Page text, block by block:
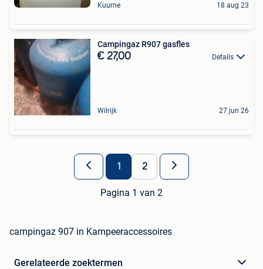
Kuurne 18 aug 23
Campingaz R907 gasfles
€ 27,00 Details
Wilrijk 27 jun 26
1 2
Pagina 1 van 2
campingaz 907 in Kampeeraccessoires
Gerelateerde zoektermen